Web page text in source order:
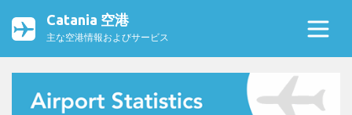
Catania 空港
主な空港情報およびサービス